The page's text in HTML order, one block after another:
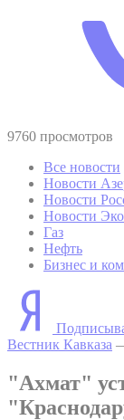
9760 просмотров
Все новости
Новости
Новости
Новости
Газ
Нефть
Бизнес и
Вестник Кавказа
"Ахмат"